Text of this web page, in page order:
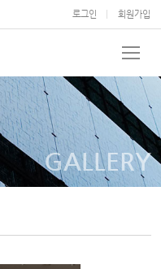
로그인 회원가입
GALLERY